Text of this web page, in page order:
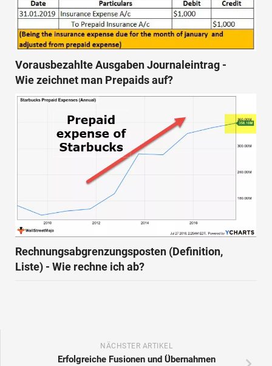
Vorausbezahlte Ausgaben Journaleintrag -
Wie zeichnet man Prepaids auf?
Rechnungsabgrenzungsposten (Definition,
Liste) - Wie rechne ich ab?
NÄCHSTER ARTIKEL
Erfolgreiche Fusionen und Übernahmen